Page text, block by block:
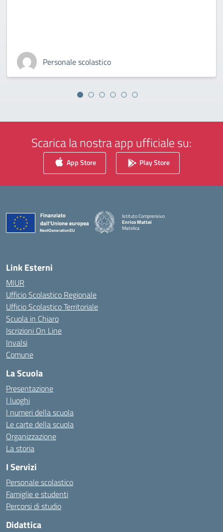
Personale scolastico
Scarica la nostra app ufficiale su:
App Store Play Store
Istituto Comprensivo
Enrico Mattei
Matelica
Link Esterni
MIUR
Ufficio Scolastico Regionale
Ufficio Scolastico Territoriale
Scuola in Chiaro
Iscrizioni On Line
Invalsi
Comune
La Scuola
Presentazione
I luoghi
I numeri della scuola
Le carte della scuola
Organizzazione
La storia
I Servizi
Personale scolastico
Famiglie e studenti
Percorsi di studio
Didattica